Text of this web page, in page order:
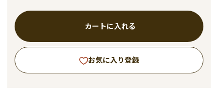
カートに入れる
お気に入り登録